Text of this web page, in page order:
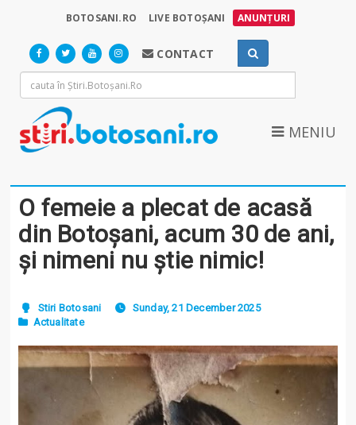
BOTOSANI.RO LIVE BOTOȘANI ANUNȚURI
CONTACT
MENIU
O femeie a plecat de acasă
din Botoșani, acum 30 de ani,
și nimeni nu știe nimic!
Stiri Botosani
Sunday, 21 December 2025
Actualitate